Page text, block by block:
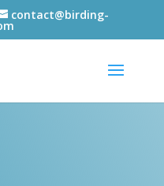
contact@birding-